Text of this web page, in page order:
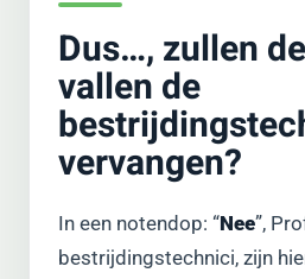
Dus…, zullen
vallen de
vervangen?
In een notendop: “Nee”,
bestrijdingstechnici, zijn